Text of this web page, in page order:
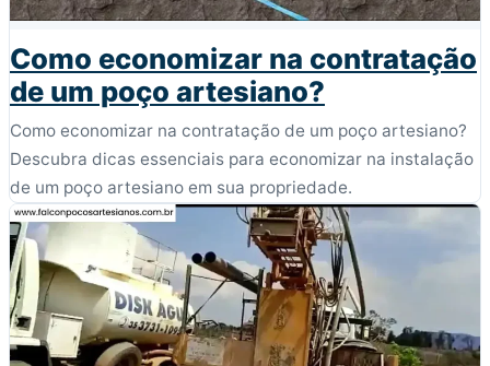
Como economizar na contratação
de um poço artesiano?
Como economizar na contratação de um poço artesiano?
Descubra dicas essenciais para economizar na instalação
de um poço artesiano em sua propriedade.